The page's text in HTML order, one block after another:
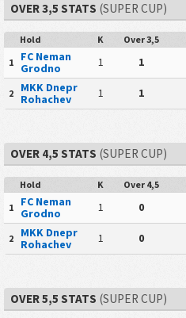
OVER 3,5 STATS (SUPER CUP)
Hold K Over 3,5
1
FC Neman
Grodno
1 1
2
MKK Dnepr
Rohachev
1 1
OVER 4,5 STATS (SUPER CUP)
Hold K Over 4,5
1
FC Neman
Grodno
1 0
2
MKK Dnepr
Rohachev
1 0
OVER 5,5 STATS (SUPER CUP)